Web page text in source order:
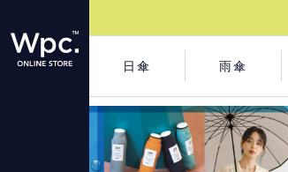
日傘 雨傘